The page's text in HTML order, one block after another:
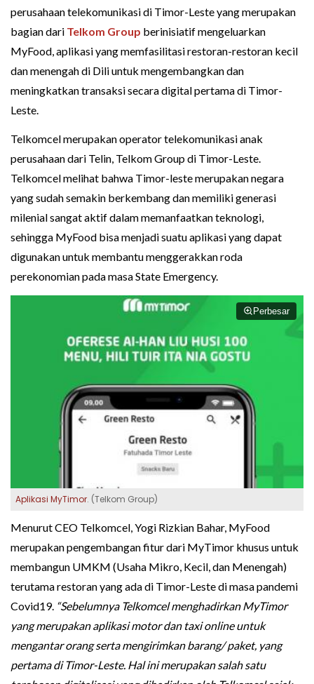
perusahaan telekomunikasi di Timor-Leste yang merupakan
bagian dari Telkom Group berinisiatif mengeluarkan
MyFood, aplikasi yang memfasilitasi restoran-restoran kecil
dan menengah di Dili untuk mengembangkan dan
meningkatkan transaksi secara digital pertama di Timor-
Leste.
Telkomcel merupakan operator telekomunikasi anak
perusahaan dari Telin, Telkom Group di Timor-Leste.
Telkomcel melihat bahwa Timor-leste merupakan negara
yang sudah semakin berkembang dan memiliki generasi
milenial sangat aktif dalam memanfaatkan teknologi,
sehingga MyFood bisa menjadi suatu aplikasi yang dapat
digunakan untuk membantu menggerakkan roda
perekonomian pada masa State Emergency.
Perbesar
Aplikasi MyTimor. (Telkom Group)
Menurut CEO Telkomcel, Yogi Rizkian Bahar, MyFood
merupakan pengembangan fitur dari MyTimor khusus untuk
membangun UMKM (Usaha Mikro, Kecil, dan Menengah)
terutama restoran yang ada di Timor-Leste di masa pandemi
Covid19. “Sebelumnya Telkomcel menghadirkan MyTimor
yang merupakan aplikasi motor dan taxi online untuk
mengantar orang serta mengirimkan barang/ paket, yang
pertama di Timor-Leste. Hal ini merupakan salah satu